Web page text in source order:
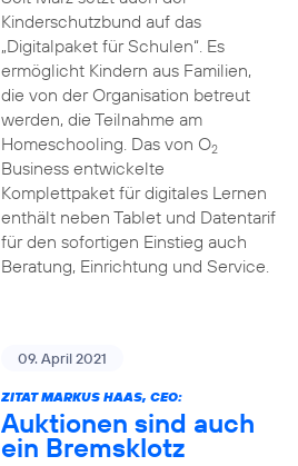
Kinderschutzbund auf das
„Digitalpaket für Schulen“. Es
ermöglicht Kindern aus Familien,
die von der Organisation betreut
werden, die Teilnahme am
Homeschooling. Das von O2
Business entwickelte
Komplettpaket für digitales Lernen
enthält neben Tablet und Datentarif
für den sofortigen Einstieg auch
Beratung, Einrichtung und Service.
09. April 2021
ZITAT MARKUS HAAS, CEO:
Auktionen sind auch
ein Bremsklotz